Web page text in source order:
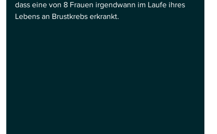
dass eine von 8 Frauen irgendwann im Laufe ihres
Lebens an Brustkrebs erkrankt.